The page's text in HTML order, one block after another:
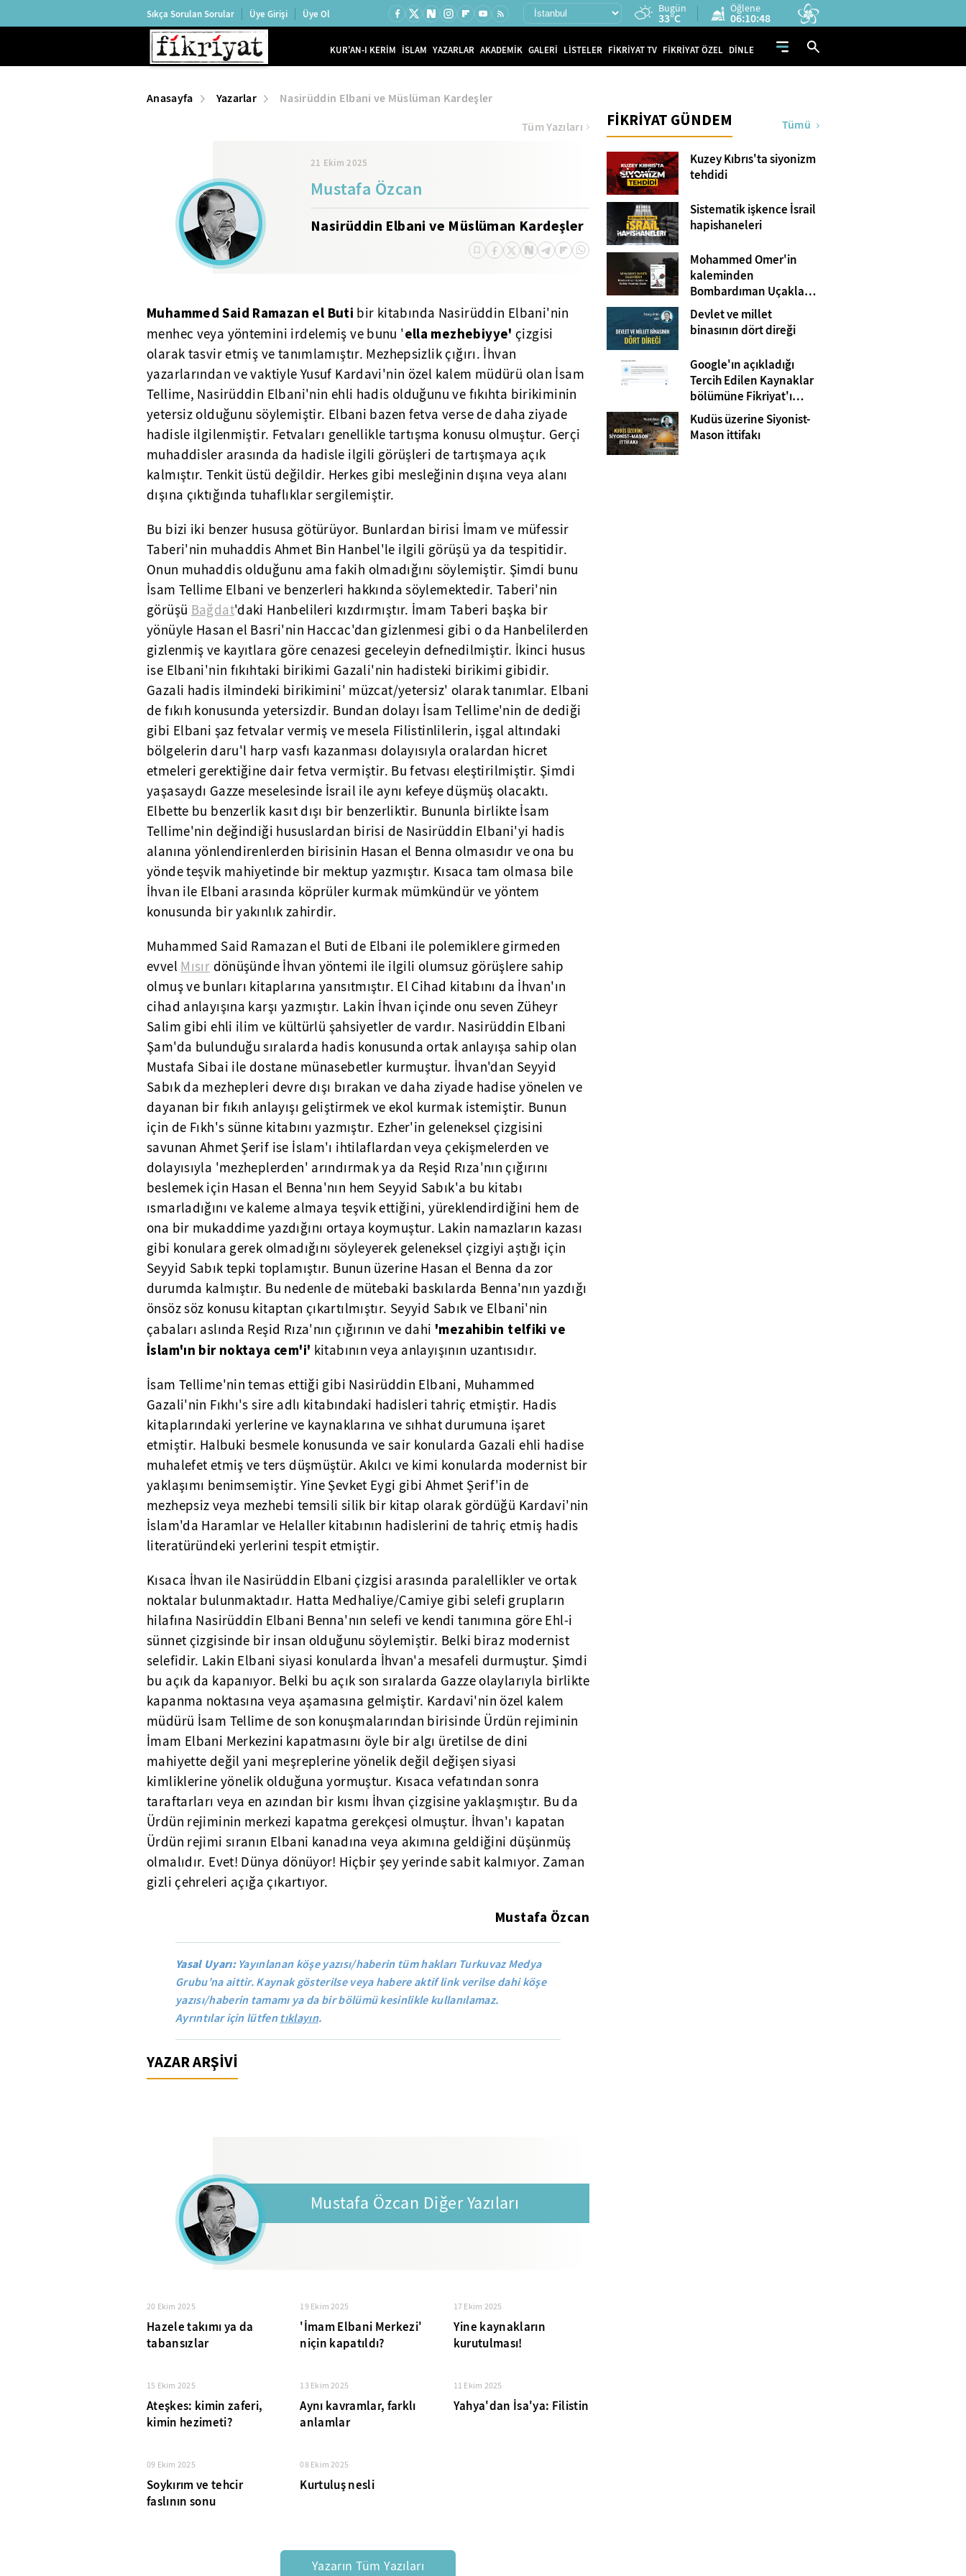
Sıkça Sorulan Sorular Üye Girişi Üye Ol Bugün
33°C
Öğlene
06:10:47
KUR'AN-I KERİM İSLAM YAZARLAR AKADEMİK GALERİ LİSTELER FİKRİYAT TV FİKRİYAT ÖZEL DİNLE
Anasayfa Yazarlar Nasirüddin Elbani ve Müslüman Kardeşler
21 Ekim 2025
Mustafa Özcan
Nasirüddin Elbani ve Müslüman Kardeşler
Tüm Yazıları
Muhammed Said Ramazan el Buti bir kitabında Nasirüddin Elbani'nin
menhec veya yöntemini irdelemiş ve bunu 'ella mezhebiyye' çizgisi
olarak tasvir etmiş ve tanımlamıştır. Mezhepsizlik çığırı. İhvan
yazarlarından ve vaktiyle Yusuf Kardavi'nin özel kalem müdürü olan İsam
Tellime, Nasirüddin Elbani'nin ehli hadis olduğunu ve fıkıhta birikiminin
yetersiz olduğunu söylemiştir. Elbani bazen fetva verse de daha ziyade
hadisle ilgilenmiştir. Fetvaları genellikle tartışma konusu olmuştur. Gerçi
muhaddisler arasında da hadisle ilgili görüşleri de tartışmaya açık
kalmıştır. Tenkit üstü değildir. Herkes gibi mesleğinin dışına veya alanı
dışına çıktığında tuhaflıklar sergilemiştir.
Bu bizi iki benzer hususa götürüyor. Bunlardan birisi İmam ve müfessir
Taberi'nin muhaddis Ahmet Bin Hanbel'le ilgili görüşü ya da tespitidir.
Onun muhaddis olduğunu ama fakih olmadığını söylemiştir. Şimdi bunu
İsam Tellime Elbani ve benzerleri hakkında söylemektedir. Taberi'nin
görüşü Bağdat'daki Hanbelileri kızdırmıştır. İmam Taberi başka bir
yönüyle Hasan el Basri'nin Haccac'dan gizlenmesi gibi o da Hanbelilerden
gizlenmiş ve kayıtlara göre cenazesi geceleyin defnedilmiştir. İkinci husus
ise Elbani'nin fıkıhtaki birikimi Gazali'nin hadisteki birikimi gibidir.
Gazali hadis ilmindeki birikimini' müzcat/yetersiz' olarak tanımlar. Elbani
de fıkıh konusunda yetersizdir. Bundan dolayı İsam Tellime'nin de dediği
gibi Elbani şaz fetvalar vermiş ve mesela Filistinlilerin, işgal altındaki
bölgelerin daru'l harp vasfı kazanması dolayısıyla oralardan hicret
etmeleri gerektiğine dair fetva vermiştir. Bu fetvası eleştirilmiştir. Şimdi
yaşasaydı Gazze meselesinde İsrail ile aynı kefeye düşmüş olacaktı.
Elbette bu benzerlik kasıt dışı bir benzerliktir. Bununla birlikte İsam
Tellime'nin değindiği hususlardan birisi de Nasirüddin Elbani'yi hadis
alanına yönlendirenlerden birisinin Hasan el Benna olmasıdır ve ona bu
yönde teşvik mahiyetinde bir mektup yazmıştır. Kısaca tam olmasa bile
İhvan ile Elbani arasında köprüler kurmak mümkündür ve yöntem
konusunda bir yakınlık zahirdir.
Muhammed Said Ramazan el Buti de Elbani ile polemiklere girmeden
evvel Mısır dönüşünde İhvan yöntemi ile ilgili olumsuz görüşlere sahip
olmuş ve bunları kitaplarına yansıtmıştır. El Cihad kitabını da İhvan'ın
cihad anlayışına karşı yazmıştır. Lakin İhvan içinde onu seven Züheyr
Salim gibi ehli ilim ve kültürlü şahsiyetler de vardır. Nasirüddin Elbani
Şam'da bulunduğu sıralarda hadis konusunda ortak anlayışa sahip olan
Mustafa Sibai ile dostane münasebetler kurmuştur. İhvan'dan Seyyid
Sabık da mezhepleri devre dışı bırakan ve daha ziyade hadise yönelen ve
dayanan bir fıkıh anlayışı geliştirmek ve ekol kurmak istemiştir. Bunun
için de Fıkh's sünne kitabını yazmıştır. Ezher'in geleneksel çizgisini
savunan Ahmet Şerif ise İslam'ı ihtilaflardan veya çekişmelerden ve
dolayısıyla 'mezheplerden' arındırmak ya da Reşid Rıza'nın çığırını
beslemek için Hasan el Benna'nın hem Seyyid Sabık'a bu kitabı
ısmarladığını ve kaleme almaya teşvik ettiğini, yüreklendirdiğini hem de
ona bir mukaddime yazdığını ortaya koymuştur. Lakin namazların kazası
gibi konulara gerek olmadığını söyleyerek geleneksel çizgiyi aştığı için
Seyyid Sabık tepki toplamıştır. Bunun üzerine Hasan el Benna da zor
durumda kalmıştır. Bu nedenle de mütebaki baskılarda Benna'nın yazdığı
önsöz söz konusu kitaptan çıkartılmıştır. Seyyid Sabık ve Elbani'nin
çabaları aslında Reşid Rıza'nın çığırının ve dahi 'mezahibin telfiki ve
İslam'ın bir noktaya cem'i' kitabının veya anlayışının uzantısıdır.
İsam Tellime'nin temas ettiği gibi Nasirüddin Elbani, Muhammed
Gazali'nin Fıkhı's sire adlı kitabındaki hadisleri tahriç etmiştir. Hadis
kitaplarındaki yerlerine ve kaynaklarına ve sıhhat durumuna işaret
etmiştir. Halbuki besmele konusunda ve sair konularda Gazali ehli hadise
muhalefet etmiş ve ters düşmüştür. Akılcı ve kimi konularda modernist bir
yaklaşımı benimsemiştir. Yine Şevket Eygi gibi Ahmet Şerif'in de
mezhepsiz veya mezhebi temsili silik bir kitap olarak gördüğü Kardavi'nin
İslam'da Haramlar ve Helaller kitabının hadislerini de tahriç etmiş hadis
literatüründeki yerlerini tespit etmiştir.
Kısaca İhvan ile Nasirüddin Elbani çizgisi arasında paralellikler ve ortak
noktalar bulunmaktadır. Hatta Medhaliye/Camiye gibi selefi grupların
hilafına Nasirüddin Elbani Benna'nın selefi ve kendi tanımına göre Ehl-i
sünnet çizgisinde bir insan olduğunu söylemiştir. Belki biraz modernist
selefidir. Lakin Elbani siyasi konularda İhvan'a mesafeli durmuştur. Şimdi
bu açık da kapanıyor. Belki bu açık son sıralarda Gazze olaylarıyla birlikte
kapanma noktasına veya aşamasına gelmiştir. Kardavi'nin özel kalem
müdürü İsam Tellime de son konuşmalarından birisinde Ürdün rejiminin
İmam Elbani Merkezini kapatmasını öyle bir algı üretilse de dini
mahiyette değil yani meşreplerine yönelik değil değişen siyasi
kimliklerine yönelik olduğuna yormuştur. Kısaca vefatından sonra
taraftarları veya en azından bir kısmı İhvan çizgisine yaklaşmıştır. Bu da
Ürdün rejiminin merkezi kapatma gerekçesi olmuştur. İhvan'ı kapatan
Ürdün rejimi sıranın Elbani kanadına veya akımına geldiğini düşünmüş
olmalıdır. Evet! Dünya dönüyor! Hiçbir şey yerinde sabit kalmıyor. Zaman
gizli çehreleri açığa çıkartıyor.
Mustafa Özcan
Yasal Uyarı: Yayınlanan köşe yazısı/haberin tüm hakları Turkuvaz Medya
Grubu’na aittir. Kaynak gösterilse veya habere aktif link verilse dahi köşe
yazısı/haberin tamamı ya da bir bölümü kesinlikle kullanılamaz.
Ayrıntılar için lütfentıklayın.
YAZAR ARŞİVİ
Mustafa Özcan Diğer Yazıları
20 Ekim 2025
Hazele takımı ya da
tabansızlar
19 Ekim 2025
'İmam Elbani Merkezi'
niçin kapatıldı?
17 Ekim 2025
Yine kaynakların
kurutulması!
15 Ekim 2025
Ateşkes: kimin zaferi,
kimin hezimeti?
13 Ekim 2025
Aynı kavramlar, farklı
anlamlar
11 Ekim 2025
Yahya'dan İsa'ya: Filistin
09 Ekim 2025
Soykırım ve tehcir
faslının sonu
08 Ekim 2025
Kurtuluş nesli
Yazarın Tüm Yazıları
FİKRİYAT GÜNDEM Tümü
Kuzey Kıbrıs'ta siyonizm
tehdidi
Sistematik işkence İsrail
hapishaneleri
Mohammed Omer'in
kaleminden
Bombardıman Uçakları
ve Tanklar Arasında
Gazze
Devlet ve millet
binasının dört direği
Google'ın açıkladığı
Tercih Edilen Kaynaklar
bölümüne Fikriyat'ı
eklemeyi unutmayın!
Kudüs üzerine Siyonist-
Mason ittifakı